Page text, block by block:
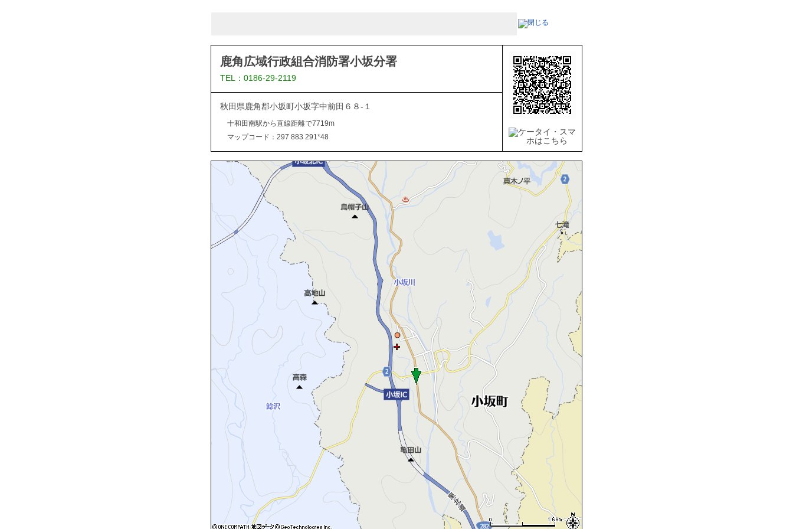
鹿角広域行政組合消防署小坂分署
TEL：0186-29-2119
秋田県鹿角郡小坂町小坂字中前田６８-１
十和田南駅から直線距離で7719m
マップコード：297 883 291*48